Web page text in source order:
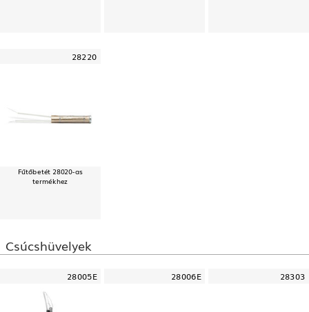
28220
Fűtőbetét 28020-as
termékhez
Csúcshüvelyek
28005E 28006E 28303